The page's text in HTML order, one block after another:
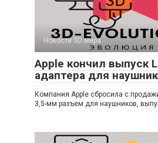
Новости 3D мира
Apple кончил выпуск
адаптера для
Компания Apple сбросила с
3,5-мм разъем для наушников,